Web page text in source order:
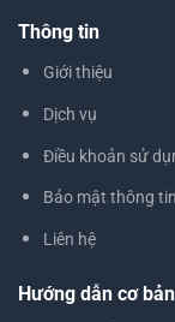
Thông tin
Giới thiệu
Dịch vụ
Điều khoản sử
Bảo mật thông tin
Liên hệ
Hướng dẫn cơ bản